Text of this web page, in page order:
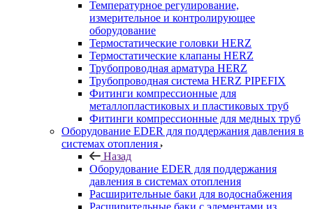
Температурное регулирование,
измерительное и контролирующее
оборудование
Термостатические головки HERZ
Термостатические клапаны HERZ
Трубопроводная арматура HERZ
Трубопроводная система HERZ PIPEFIX
Фитинги компрессионные для
металлопластиковых и пластиковых труб
Фитинги компрессионные для медных труб
Оборудование EDER для поддержания давления в
системах отопления
Назад
Оборудование EDER для поддержания
давления в системах отопления
Расширительные баки для водоснабжения
Расширительные баки с элементами из